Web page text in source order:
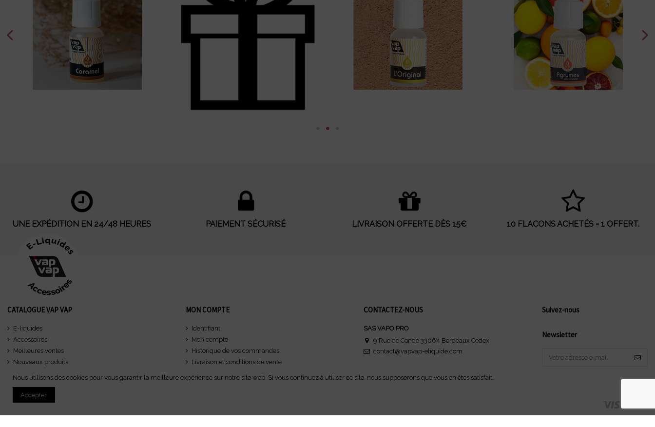
UNE EXPÉDITION EN 24/48 HEURES PAIEMENT SÉCURISÉ LIVRAISON OFFERTE DÈS 15€ 10 FLACONS ACHETÉS = 1 OFFERT.
CATALOGUE VAP VAP
E-liquides
Accessoires
Meilleures ventes
Nouveaux produits
MON COMPTE
Identifiant
Mon compte
Historique de vos commandes
Livraison et conditions de vente
Mentions légales
CONTACTEZ-NOUS
SAS VAPO PRO
9 Rue de Condé 33064 Bordeaux Cedex
contact@vapvap-eliquide.com
Suivez-nous
Newsletter
© 2025 |VAPO PRO
Nous utilisons des cookies pour vous garantir la meilleure expérience sur notre site web. Si vous continuez à utiliser ce site, nous supposerons que vous en êtes satisfait.
Accepter